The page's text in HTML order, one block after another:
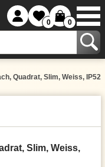
0 0
Quadrat, Slim, Weiss,
Slim, Weiss,